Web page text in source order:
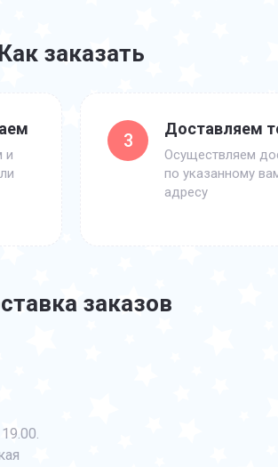
Как заказать
и
3
Доставляем
Осуществляем
по указанному
адресу
заказов